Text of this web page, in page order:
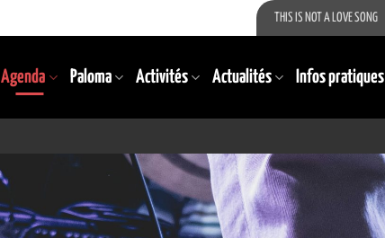
THIS IS NOT A LOVE SONG
Agenda Paloma Activités Actualités Infos pratiques